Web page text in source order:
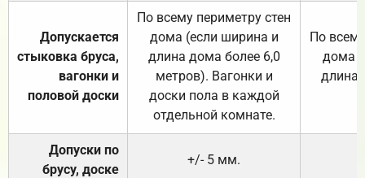
Допускается
стыковка бруса,
вагонки и
половой доски
По всему периметру стен
дома (если ширина и
длина дома более 6,0
метров). Вагонки и
доски пола в каждой
отдельной комнате.
По
дома
длина
Допуски по
брусу, доске
+/- 5 мм.